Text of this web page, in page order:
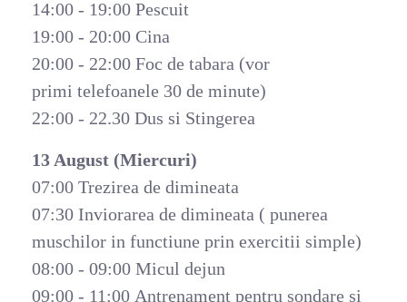
14:00 - 19:00 Pescuit
19:00 - 20:00 Cina
20:00 - 22:00 Foc de tabara (vor
primi telefoanele 30 de minute)
22:00 - 22.30 Dus si Stingerea
13 August (Miercuri)
07:00 Trezirea de dimineata
07:30 Inviorarea de dimineata ( punerea
muschilor in functiune prin exercitii simple)
08:00 - 09:00 Micul dejun
09:00 - 11:00 Antrenament pentru sondare si